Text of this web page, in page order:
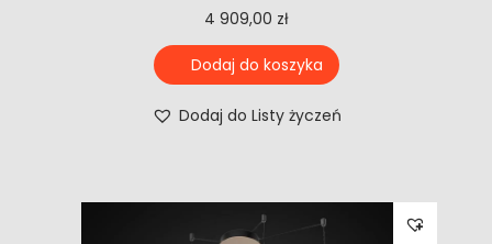
4 909,00 zł
Dodaj do koszyka
Dodaj do Listy życzeń